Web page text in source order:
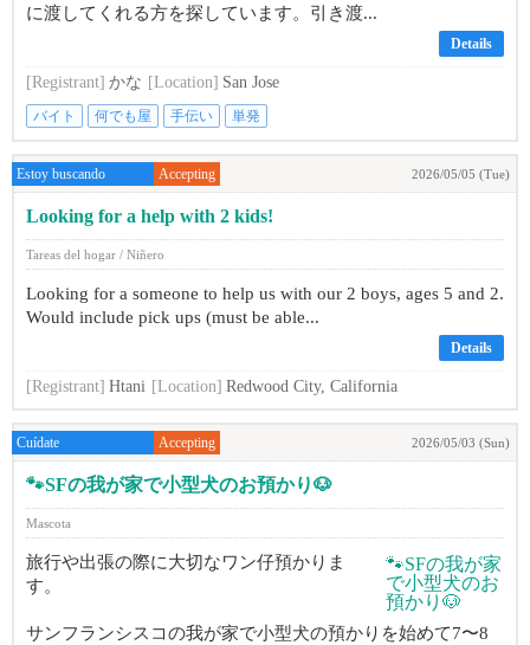
に渡してくれる方を探しています。引き渡...
Details
[Registrant] かな [Location] San Jose
バイト 何でも屋 手伝い 単発
Estoy buscando Accepting 2026/05/05 (Tue)
Looking for a help with 2 kids!
Tareas del hogar / Niñero
Looking for a someone to help us with our 2 boys, ages 5 and 2.
Would include pick ups (must be able...
Details
[Registrant] Htani [Location] Redwood City, California
Cuídate Accepting 2026/05/03 (Sun)
🐾SFの我が家で小型犬のお預かり🐶
Mascota
旅行や出張の際に大切なワン仔預かりま
す。
サンフランシスコの我が家で小型犬の預かりを始めて7〜8